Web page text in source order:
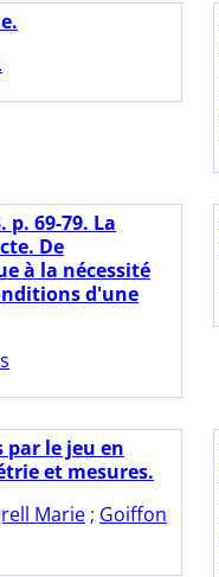
p. 69-79. La
De
à la nécessité
d'une
le jeu en
et mesures.
Marie ; Goiffon